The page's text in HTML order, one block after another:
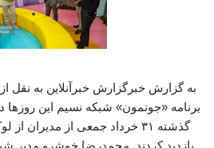
به گزارش خبرگزارش خبرآنلاین به نقل
برنامه «جونمون» شبکه نسیم این
گذشته ۳۱ خرداد جمعی از
بازدید کردند. محمدرضا خوشرو مدیر